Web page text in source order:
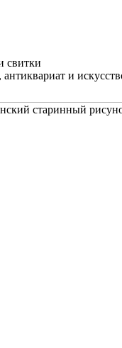
свитки
и